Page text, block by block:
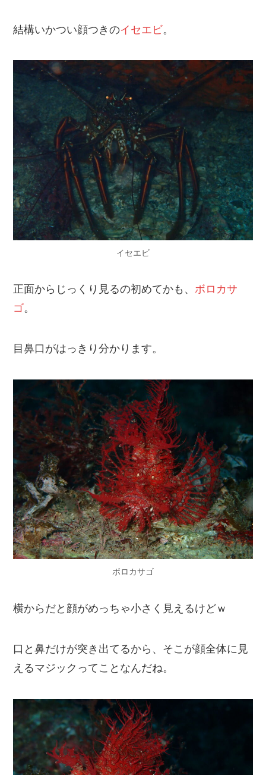
結構いかつい顔つきのイセエビ。
イセエビ
正面からじっくり見るの初めてかも、 ボロカサ
ゴ。
目鼻口がはっきり分かります。
ボロカサゴ
横からだと顔がめっちゃ小さく見えるけどｗ
口と鼻だけが突き出てるから、そこが顔全体に見
えるマジックってことなんだね。